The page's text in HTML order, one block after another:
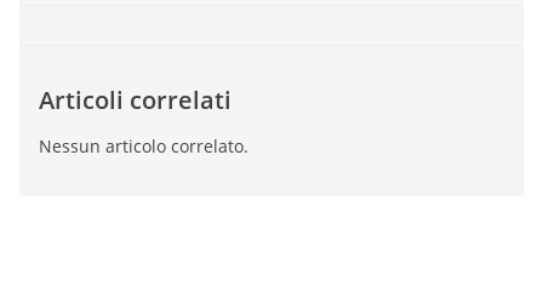
Articoli correlati
Nessun articolo correlato.